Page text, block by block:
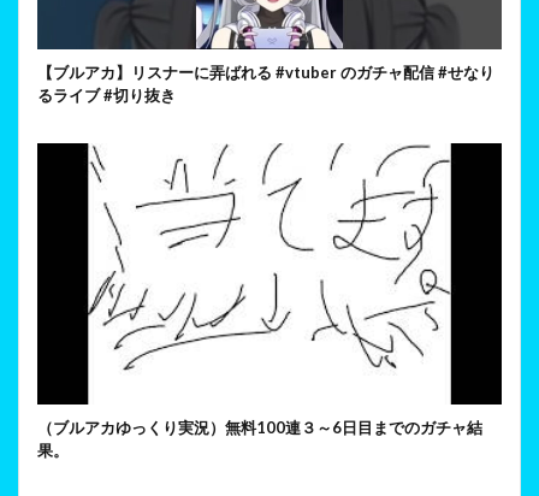
【ブルアカ】リスナーに弄ばれる #vtuber のガチャ配信 #せなり
るライブ #切り抜き
（ブルアカゆっくり実況）無料100連３～6日目までのガチャ結
果。